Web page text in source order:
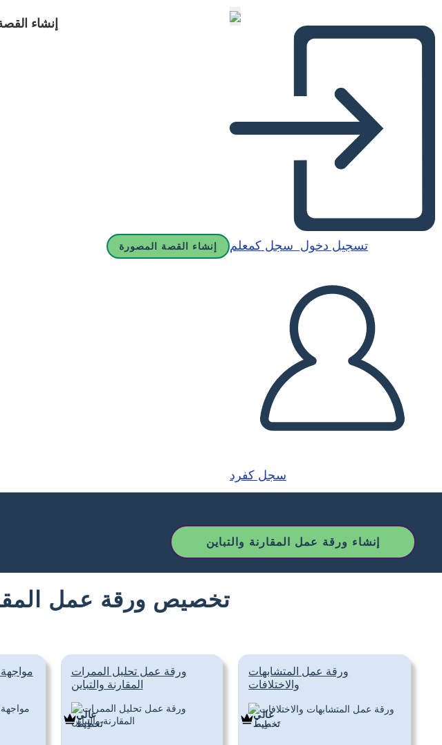
إنشاء
إنشاء القصة المصورة تسجيل دخول سجل كمعلم
سجل كفرد
إنشاء ورقة عمل المقارنة والتباين
تخصيص ورقة عمل
ورقة عمل تحليل الممرات
المقارنة والتباين
غالي
تَخطِيط
ورقة عمل المتشابهات
والاختلافات
غالي
تَخطِيط